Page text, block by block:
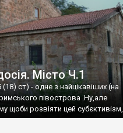
Місто Ч.1
ст) - одне з найцікавіших (на
півострова .Ну,але
щоби розвіяти цей субєктивізм,